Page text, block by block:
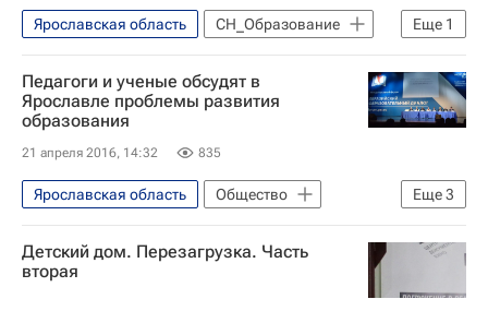
Ханты-Мансийский автономный округ
Алтайский край
Жизнь без преград
Мурманская область
Республика Северная Осетия - Алания
Архангельск
Барнаул
Владикавказ
Волгоград
Кемерово
Краснодар
Красноярск
Мурманск
Омск
Еще 1
Ярославская область
СН_Образование
Ярославль
Педагоги и ученые обсудят в
Ярославле проблемы развития
образования
21 апреля 2016, 14:32 835
Еще3
Ярославская область
Общество
Образование - Общество
СН_Образование
Ярославль
Детский дом. Перезагрузка. Часть
вторая